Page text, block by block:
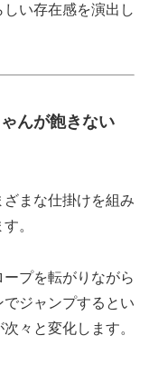
い存在感を演出し
んが飽きない
まな仕掛けを組み
。
プを転がりながら
ジャンプするとい
々と変化します。